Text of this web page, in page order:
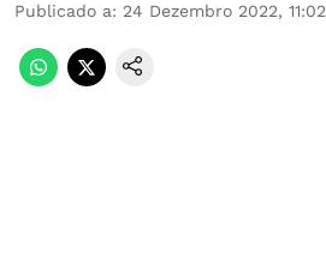
Publicado a: 24 Dezembro 2022, 11:02